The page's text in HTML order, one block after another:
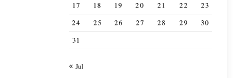
17
18 19 20 21 22
23
24
25 26 27 28 29
30
31
« Jul